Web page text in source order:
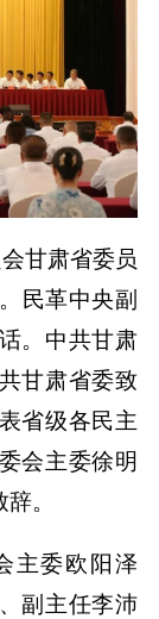
甘肃省委员
民革中央副
。中共甘肃
甘肃省委致
省级各民主
会主委徐明
。
主委欧阳泽
副主任李沛